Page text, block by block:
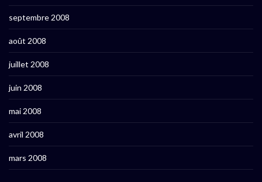
septembre 2008
août 2008
juillet 2008
juin 2008
mai 2008
avril 2008
mars 2008